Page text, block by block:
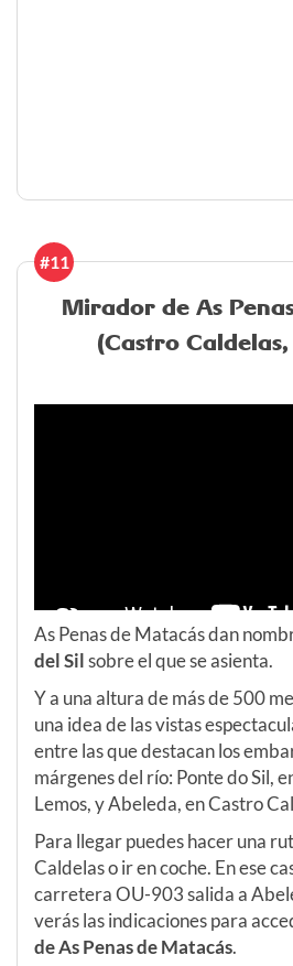
#11
Mirador de As
(Castro
As Penas de Matacás dan
del Silsobre el que se asienta.
Y a una altura de más de 500
una idea de las vistas
entre las que destacan los
márgenes del río: Ponte do Sil,
Lemos, y Abeleda, en Castro
Para llegar puedes hacer una
Caldelas o ir en coche. En ese
carretera OU-903 salida a
verás las indicaciones para
de As Penas de Matacás.